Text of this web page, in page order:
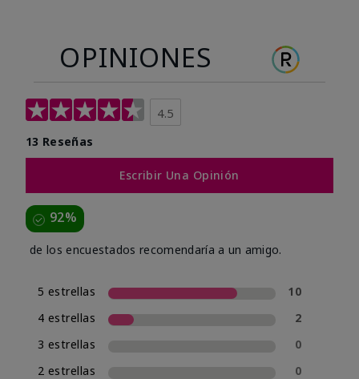
OPINIONES
4.5
13 Reseñas
Escribir Una Opinión
92%
de los encuestados recomendaría a un amigo.
5 estrellas
10
4 estrellas
2
3 estrellas
0
2 estrellas
0